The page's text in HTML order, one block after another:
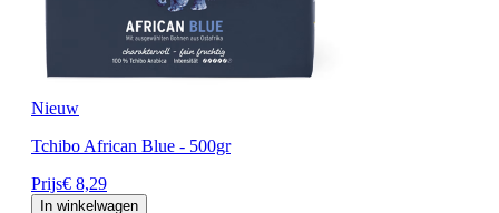
Nieuw
Tchibo African Blue - 500gr
Prijs€ 8,29
In winkelwagen